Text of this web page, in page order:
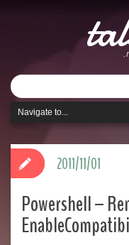
Powershell –
2011/11/01